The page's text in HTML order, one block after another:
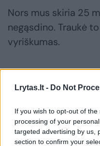
Lrytas.lt - Do Not
If you wish to opt-out of
processing of your
targeted advertising by us,
section to confirm your
Nors mus skiria 25
negąsdino. Traukė
vyriškumas.
Per atstumą
Galiausiai
Raymondu esame
ateityje norėtume